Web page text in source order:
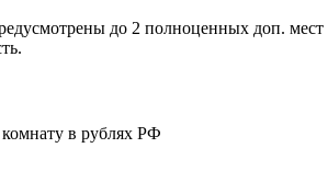
до 2 полноценных доп. мест
комнату в рублях РФ